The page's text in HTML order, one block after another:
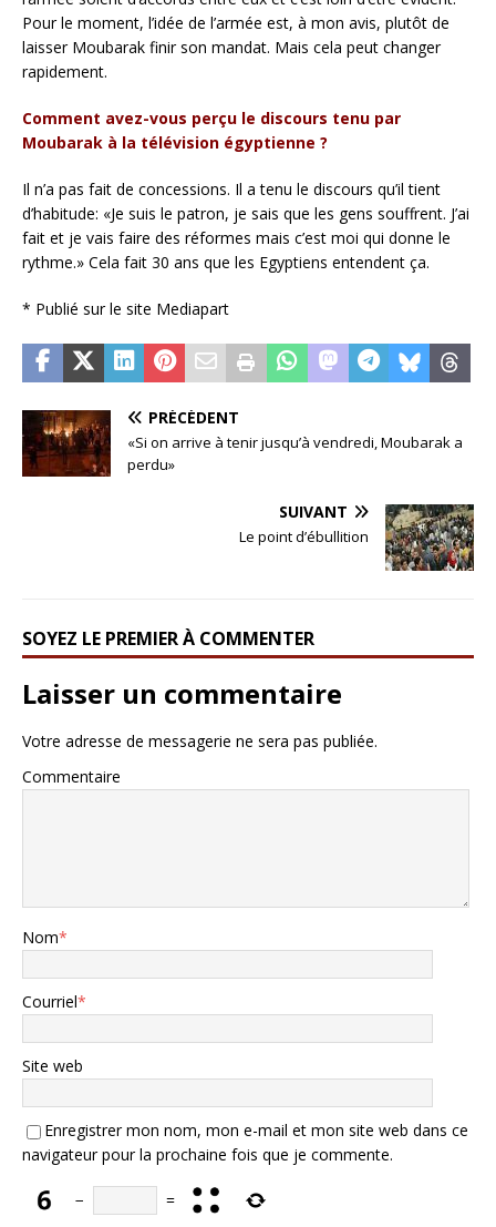
Pour le moment, l’idée de l’armée est, à mon avis, plutôt de
laisser Moubarak finir son mandat. Mais cela peut changer
rapidement.
Comment avez-vous perçu le discours tenu par
Moubarak à la télévision égyptienne ?
Il n’a pas fait de concessions. Il a tenu le discours qu’il tient
d’habitude: «Je suis le patron, je sais que les gens souffrent. J’ai
fait et je vais faire des réformes mais c’est moi qui donne le
rythme.» Cela fait 30 ans que les Egyptiens entendent ça.
* Publié sur le site Mediapart
PRÉCÉDENT
«Si on arrive à tenir jusqu’à vendredi, Moubarak a
perdu»
SUIVANT
Le point d’ébullition
SOYEZ LE PREMIER À COMMENTER
Laisser un commentaire
Votre adresse de messagerie ne sera pas publiée.
Commentaire
Nom*
Courriel*
Site web
Enregistrer mon nom, mon e-mail et mon site web dans ce
navigateur pour la prochaine fois que je commente.
− =